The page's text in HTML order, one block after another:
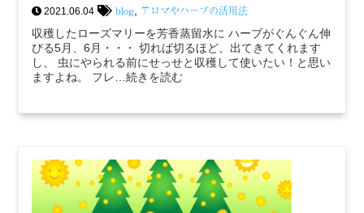
2021.06.04 blog アロマやハーブの活用法
収穫したローズマリーを芳香蒸留水に ハーブがぐんぐん伸
びる5月、6月・・・ 切れば切るほど、出てきてくれます
し、 虫にやられる前にせっせと収穫して使いたい！と思い
ますよね。 フレ…続きを読む